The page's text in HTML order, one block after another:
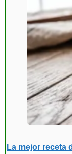
La mejor receta